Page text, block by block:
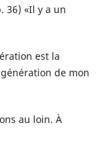
36) «Il y a un
est la
de mon
au loin. À